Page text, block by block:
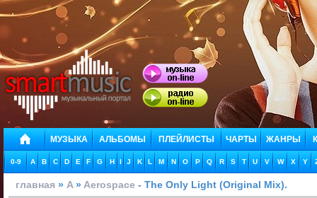
МУЗЫКА АЛЬБОМЫ ПЛЕЙЛИСТЫ ЧАРТЫ ЖАНРЫ
0-9 A B C D E F G H I J K L M N O P Q R S T U V W X Y
главная » A » Aerospace - The Only Light (Original Mix).